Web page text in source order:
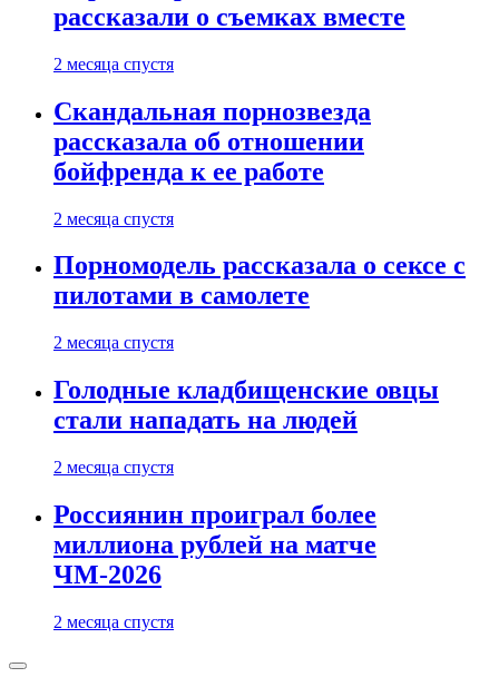
рассказали о съемках вместе
2 месяца спустя
Скандальная порнозвезда
рассказала об отношении
бойфренда к ее работе
2 месяца спустя
Порномодель рассказала о сексе с
пилотами в самолете
2 месяца спустя
Голодные кладбищенские овцы
стали нападать на людей
2 месяца спустя
Россиянин проиграл более
миллиона рублей на матче
ЧМ-2026
2 месяца спустя